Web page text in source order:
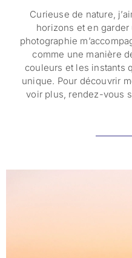
Curieuse de nature,
horizons et en
photographie
comme une manière
couleurs et les instants
unique. Pour découvrir
voir plus, rendez-vous